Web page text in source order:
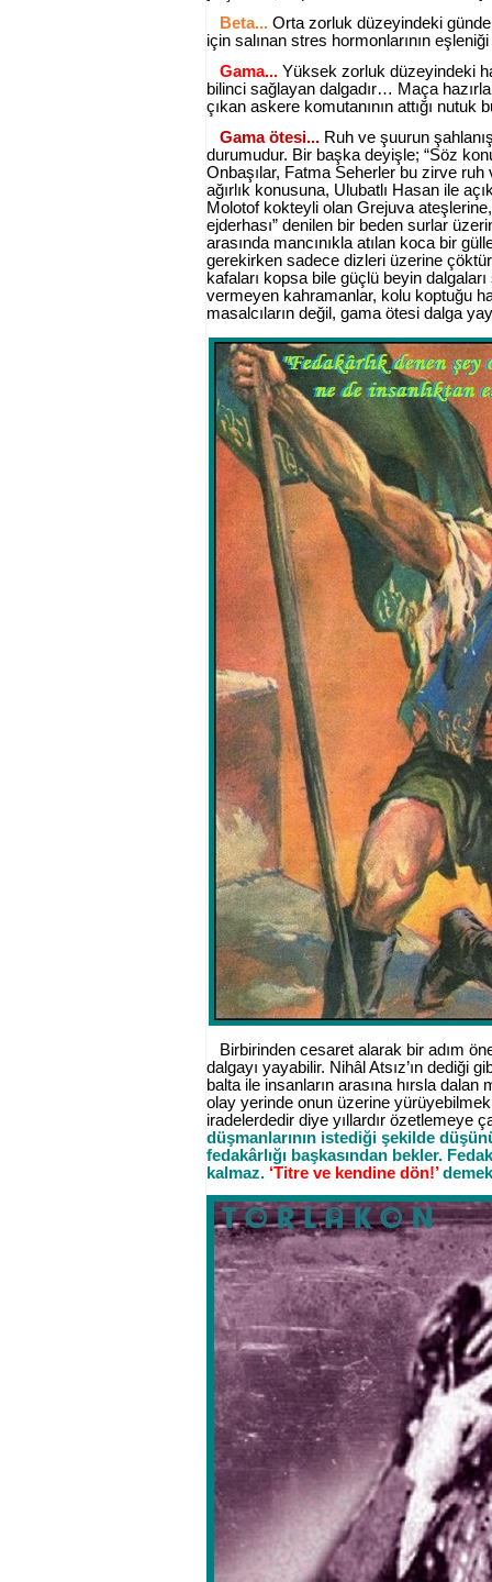
Beta... Orta zorluk düzeyindeki
için salınan stres hormonlarının
Gama... Yüksek zorluk düzeyindeki
bilinci sağlayan dalgadır… Maça
çıkan askere komutanının attığı
Gama ötesi... Ruh ve şuurun
durumudur. Bir başka deyişle; “Söz
Onbaşılar, Fatma Seherler bu zirve
ağırlık konusuna, Ulubatlı Hasan ile
Molotof kokteyli olan Grejuva
ejderhası” denilen bir beden surlar
arasında mancınıkla atılan koca bir
gerekirken sadece dizleri üzerine
kafaları kopsa bile güçlü beyin
vermeyen kahramanlar, kolu koptuğu
masalcıların değil, gama ötesi dalga
Birbirinden cesaret alarak bir adım
dalgayı yayabilir. Nihâl Atsız’ın dediği
balta ile insanların arasına hırsla dalan
olay yerinde onun üzerine
iradelerdedir diye yıllardır özetlemeye
düşmanlarının istediği şekilde
fedakârlığı başkasından bekler.
kalmaz. ‘Titre ve kendine dön!’